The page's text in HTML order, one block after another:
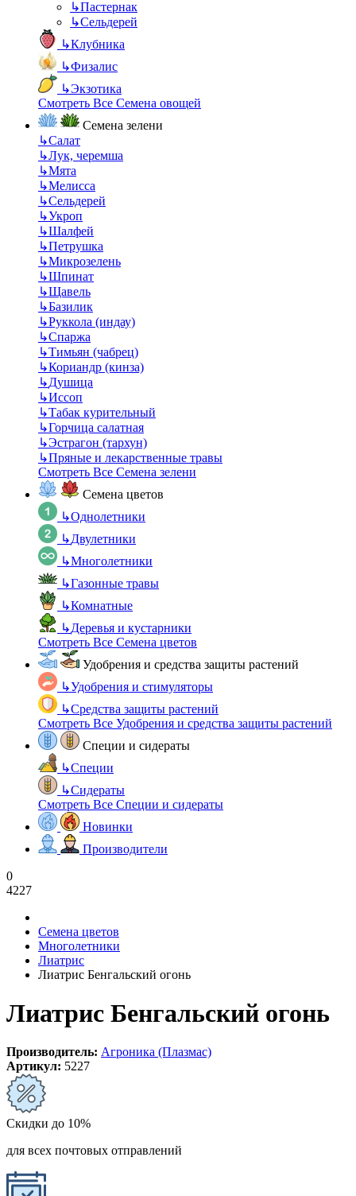
↳Пастернак
↳Сельдерей
↳Клубника
↳Физалис
↳Экзотика
Смотреть Все Семена овощей
Семена зелени
↳Салат
↳Лук, черемша
↳Мята
↳Мелисса
↳Сельдерей
↳Укроп
↳Шалфей
↳Петрушка
↳Микрозелень
↳Шпинат
↳Щавель
↳Базилик
↳Руккола (индау)
↳Спаржа
↳Тимьян (чабрец)
↳Кориандр (кинза)
↳Душица
↳Иссоп
↳Табак курительный
↳Горчица салатная
↳Эстрагон (тархун)
↳Пряные и лекарственные травы
Смотреть Все Семена зелени
Семена цветов
↳Однолетники
↳Двулетники
↳Многолетники
↳Газонные травы
↳Комнатные
↳Деревья и кустарники
Смотреть Все Семена цветов
Удобрения и средства защиты растений
↳Удобрения и стимуляторы
↳Средства защиты растений
Смотреть Все Удобрения и средства защиты растений
Специи и сидераты
↳Специи
↳Сидераты
Смотреть Все Специи и сидераты
Новинки
Производители
0
4227
Семена цветов
Многолетники
Лиатрис
Лиатрис Бенгальский огонь
Лиатрис Бенгальский огонь
Производитель: Агроника (Плазмас)
Артикул: 5227
Скидки до 10%
для всех почтовых отправлений